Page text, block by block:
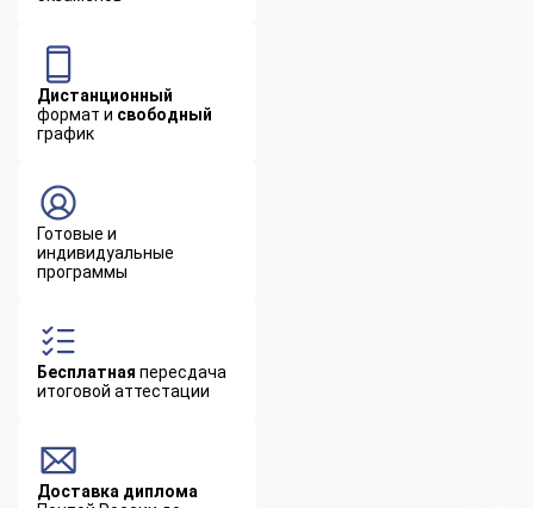
Дистанционный
формат и свободный
график
Готовые и
индивидуальные
программы
Бесплатная пересдача
итоговой аттестации
Доставка диплома